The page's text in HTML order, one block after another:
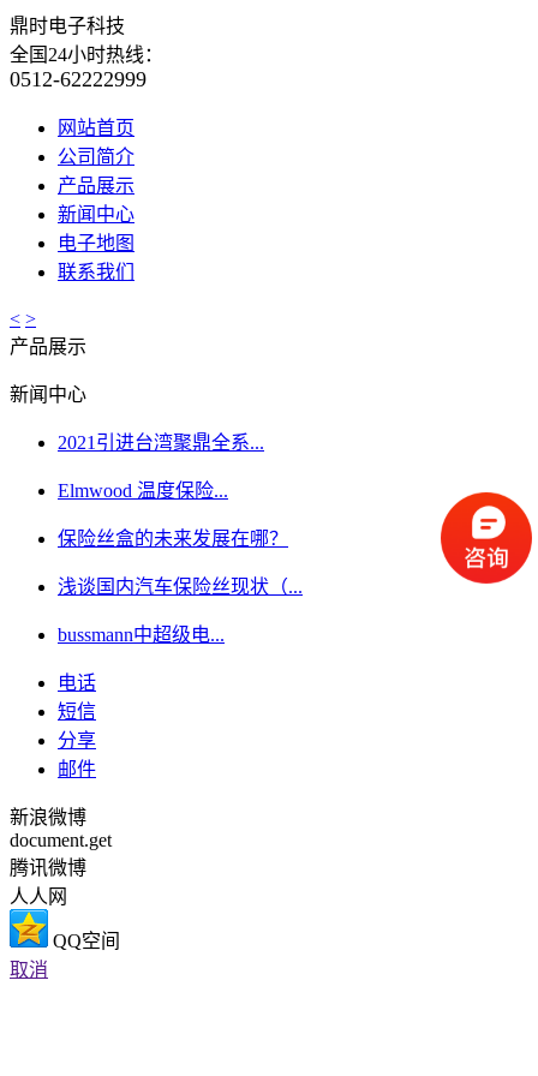
鼎时电子科技
全国24小时热线：
0512-62222999
网站首页
公司简介
产品展示
新闻中心
电子地图
联系我们
< >
产品展示
新闻中心
2021引进台湾聚鼎全系...
Elmwood 温度保险...
保险丝盒的未来发展在哪？
浅谈国内汽车保险丝现状（...
bussmann中超级电...
电话
短信
分享
邮件
新浪微博
document.get
腾讯微博
人人网
QQ空间
取消